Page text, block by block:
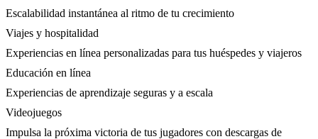
Escalabilidad instantánea al ritmo de tu crecimiento
Viajes y hospitalidad
Experiencias en línea personalizadas para tus huéspedes y viajeros
Educación en línea
Experiencias de aprendizaje seguras y a escala
Videojuegos
Impulsa la próxima victoria de tus jugadores con descargas de